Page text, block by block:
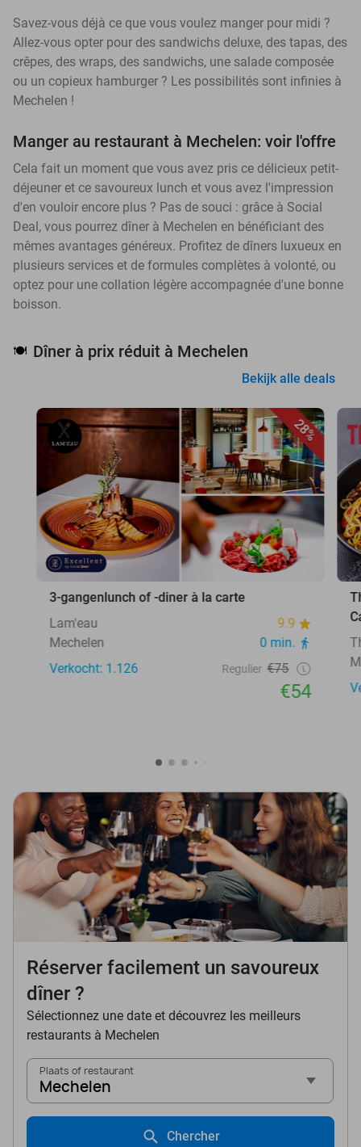
Savez-vous déjà ce que vous voulez manger pour midi ?
Allez-vous opter pour des sandwichs deluxe, des tapas, des
crêpes, des wraps, des sandwichs, une salade composée
ou un copieux hamburger ? Les possibilités sont infinies à
Mechelen !
Manger au restaurant à Mechelen: voir l'offre
Cela fait un moment que vous avez pris ce délicieux petit-
déjeuner et ce savoureux lunch et vous avez l'impression
d'en vouloir encore plus ? Pas de souci : grâce à Social
Deal, vous pourrez dîner à Mechelen en bénéficiant des
mêmes avantages généreux. Profitez de dîners luxueux en
plusieurs services et de formules complètes à volonté, ou
optez pour une collation légère accompagnée d'une bonne
boisson.
🍽️ Dîner à prix réduit à Mechelen
Bekijk alle deals
28%
3-gangenlunch of -diner à la carte
Lam'eau
9.9
Mechelen
0 min.
Verkocht: 1.126
Regulier €75
€54
Réserver facilement un savoureux
dîner ?
Sélectionnez une date et découvrez les meilleurs
restaurants à Mechelen
Plaats of restaurant
Mechelen
Chercher